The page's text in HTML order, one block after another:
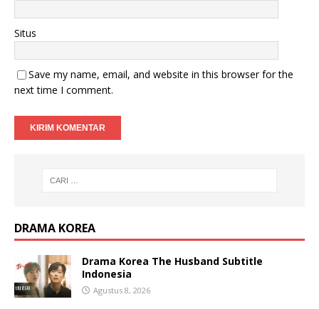
Situs
Save my name, email, and website in this browser for the
next time I comment.
DRAMA KOREA
Drama Korea The Husband Subtitle
Indonesia
Agustus 8, 2026